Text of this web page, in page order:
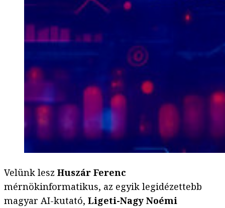
Velünk lesz Huszár Ferenc
mérnökinformatikus, az egyik legidézettebb
magyar AI-kutató, Ligeti-Nagy Noémi